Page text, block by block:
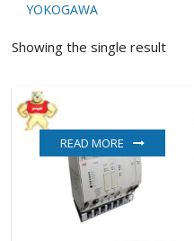
YOKOGAWA
Showing the single result
READ MORE